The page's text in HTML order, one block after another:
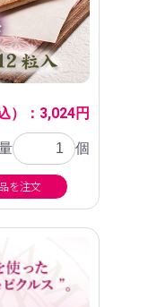
）：3,024円
個
を注文